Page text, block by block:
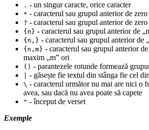
. - un singur caracte, orice caracter
* - caracterul sau grupul anterior de
? - caracterul sau grupul anterior de zero
{n} - caracterul sau grupul anterior de
{n,} - caracterul sau grupul anterior de
{n,m} - caracterul sau grupul anterior
maxim „m” ori
() - parantezele rotunde formează
- găsește fie textul din stânga fie cel
\ - caracterul următor nu mai are nici o
avea, sau dacă nu avea poate să capete
^ - început de verset
Exemple